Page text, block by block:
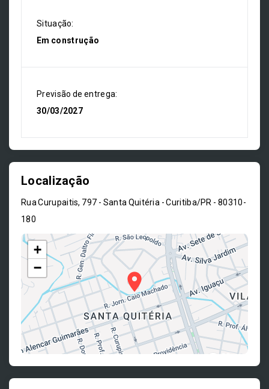
Situação:
Em construção
Previsão de entrega:
30/03/2027
Localização
Rua Curupaitis, 797 - Santa Quitéria - Curitiba/PR - 80310-
180
+
−